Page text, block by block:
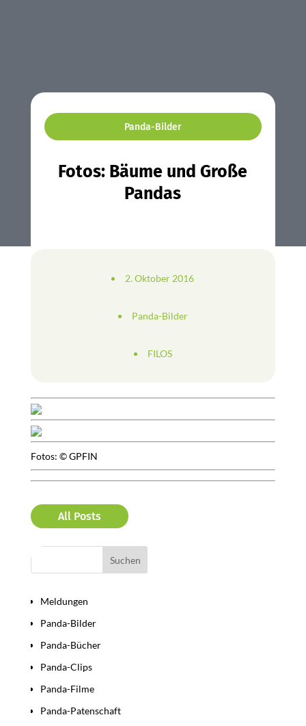
Panda-Bilder
Fotos: Bäume und Große
Pandas
2. Oktober 2016
Panda-Bilder
FILOS
Fotos: © GPFIN
All Posts
Meldungen
Panda-Bilder
Panda-Bücher
Panda-Clips
Panda-Filme
Panda-Patenschaft